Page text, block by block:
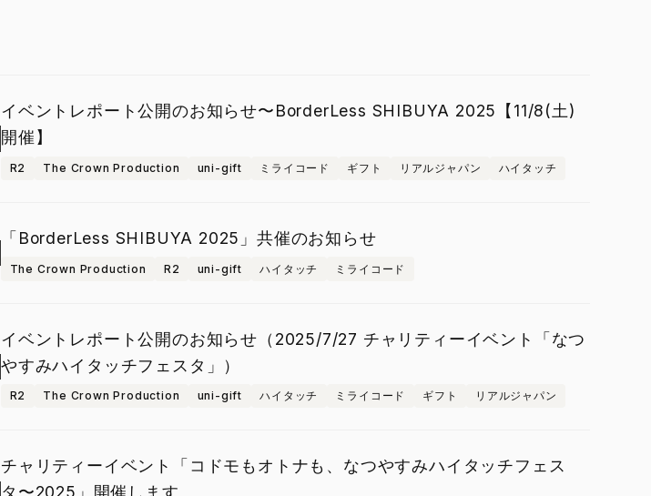
イベントレポート公開のお知らせ〜BorderLess SHIBUYA 2025【11/8(土)
開催】
R2 The Crown Production uni-gift ミライコード ギフト リアルジャパン ハイタッチ
「BorderLess SHIBUYA 2025」共催のお知らせ
The Crown Production R2 uni-gift ハイタッチ ミライコード
イベントレポート公開のお知らせ（2025/7/27 チャリティーイベント「なつ
やすみハイタッチフェスタ」）
R2 The Crown Production uni-gift ハイタッチ ミライコード ギフト リアルジャパン
チャリティーイベント「コドモもオトナも、なつやすみハイタッチフェス